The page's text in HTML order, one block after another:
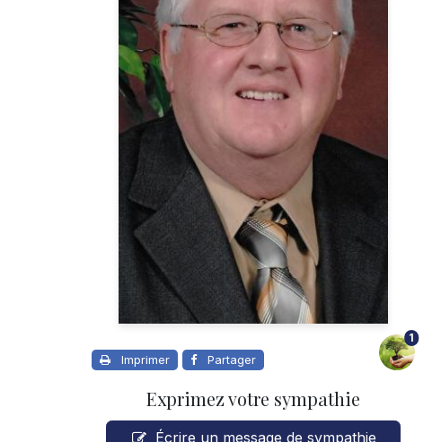
Imprimer Partager
1
Exprimez votre sympathie
Écrire un message de sympathie